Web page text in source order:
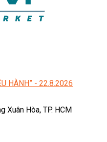
HÀNH” - 22.8.2026
Xuân Hòa, TP. HCM